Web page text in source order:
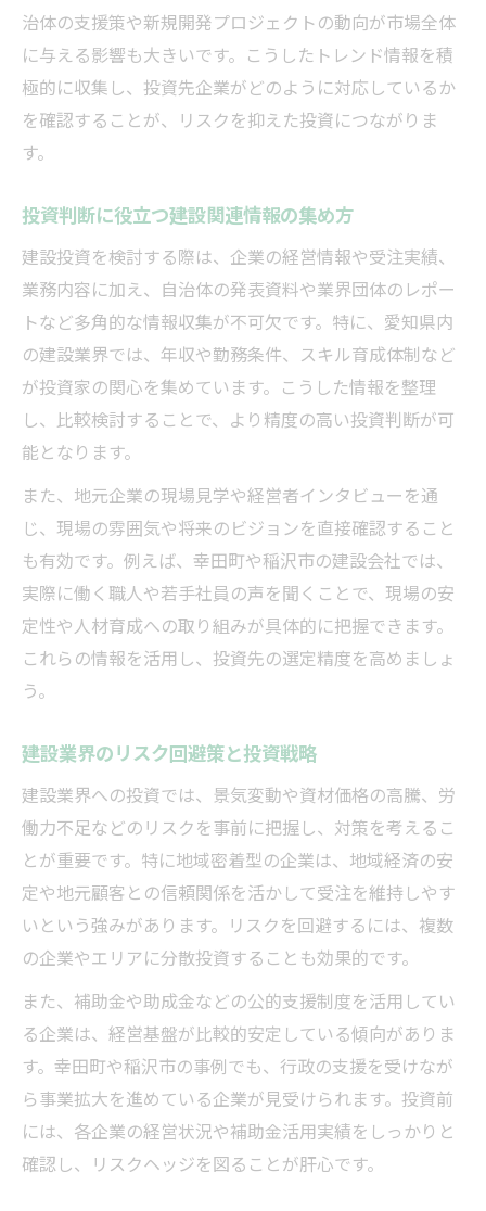
治体の支援策や新規開発プロジェクトの動向が市場全体
に与える影響も大きいです。こうしたトレンド情報を積
極的に収集し、投資先企業がどのように対応しているか
を確認することが、リスクを抑えた投資につながりま
す。
投資判断に役立つ建設関連情報の集め方
建設投資を検討する際は、企業の経営情報や受注実績、
業務内容に加え、自治体の発表資料や業界団体のレポー
トなど多角的な情報収集が不可欠です。特に、愛知県内
の建設業界では、年収や勤務条件、スキル育成体制など
が投資家の関心を集めています。こうした情報を整理
し、比較検討することで、より精度の高い投資判断が可
能となります。
また、地元企業の現場見学や経営者インタビューを通
じ、現場の雰囲気や将来のビジョンを直接確認すること
も有効です。例えば、幸田町や稲沢市の建設会社では、
実際に働く職人や若手社員の声を聞くことで、現場の安
定性や人材育成への取り組みが具体的に把握できます。
これらの情報を活用し、投資先の選定精度を高めましょ
う。
建設業界のリスク回避策と投資戦略
建設業界への投資では、景気変動や資材価格の高騰、労
働力不足などのリスクを事前に把握し、対策を考えるこ
とが重要です。特に地域密着型の企業は、地域経済の安
定や地元顧客との信頼関係を活かして受注を維持しやす
いという強みがあります。リスクを回避するには、複数
の企業やエリアに分散投資することも効果的です。
また、補助金や助成金などの公的支援制度を活用してい
る企業は、経営基盤が比較的安定している傾向がありま
す。幸田町や稲沢市の事例でも、行政の支援を受けなが
ら事業拡大を進めている企業が見受けられます。投資前
には、各企業の経営状況や補助金活用実績をしっかりと
確認し、リスクヘッジを図ることが肝心です。